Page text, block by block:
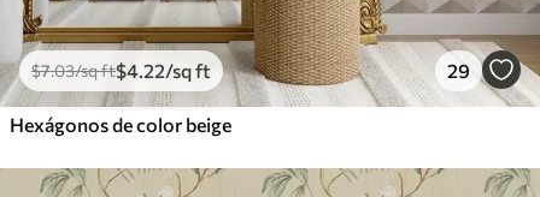
$7.03/sq ft$4.22/sq ft 29
Hexágonos de color beige